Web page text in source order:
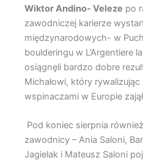
Wiktor Andino- Veleze po
zawodniczej karierze
międzynarodowych- w
boulderingu w L’Argentiere
osiągnęli bardzo dobre
Michałowi, który
wspinaczami w Europie
Pod koniec sierpnia
zawodnicy – Ania Saloni,
Jagielak i Mateusz Saloni